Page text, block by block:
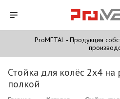
ProMETAL - Продукция
Стойка для колёс 2х4 на
полкой